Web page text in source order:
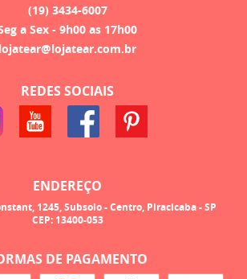
(19) 3434-6007
a Sex - 9h00 as 17h00
lojatear@lojatear.com.br
REDES SOCIAIS
ENDEREÇO
1245, Subsolo-Centro, Piracicaba-SP
CEP: 13400-053
DE PAGAMENTO